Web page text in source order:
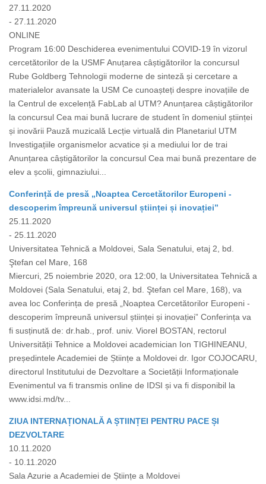
27.11.2020
- 27.11.2020
ONLINE
Program 16:00 Deschiderea evenimentului COVID-19 în vizorul
cercetătorilor de la USMF Anuțarea câștigătorilor la concursul
Rube Goldberg Tehnologii moderne de sinteză și cercetare a
materialelor avansate la USM Ce cunoașteți despre inovațiile de
la Centrul de excelență FabLab al UTM? Anunțarea câștigătorilor
la concursul Cea mai bună lucrare de student în domeniul științei
și inovării Pauză muzicală Lecție virtuală din Planetariul UTM
Investigațiile organismelor acvatice și a mediului lor de trai
Anunțarea câștigătorilor la concursul Cea mai bună prezentare de
elev a școlii, gimnaziului...
Conferință de presă „Noaptea Cercetătorilor Europeni -
descoperim împreună universul științei și inovației”
25.11.2020
- 25.11.2020
Universitatea Tehnică a Moldovei, Sala Senatului, etaj 2, bd.
Ştefan cel Mare, 168
Miercuri, 25 noiembrie 2020, ora 12:00, la Universitatea Tehnică a
Moldovei (Sala Senatului, etaj 2, bd. Ştefan cel Mare, 168), va
avea loc Conferința de presă „Noaptea Cercetătorilor Europeni -
descoperim împreună universul științei și inovației” Conferința va
fi susținută de: dr.hab., prof. univ. Viorel BOSTAN, rectorul
Universității Tehnice a Moldovei academician Ion TIGHINEANU,
președintele Academiei de Științe a Moldovei dr. Igor COJOCARU,
directorul Institutului de Dezvoltare a Societății Informaționale
Evenimentul va fi transmis online de IDSI și va fi disponibil la
www.idsi.md/tv...
ZIUA INTERNAȚIONALĂ A ȘTIINȚEI PENTRU PACE ȘI
DEZVOLTARE
10.11.2020
- 10.11.2020
Sala Azurie a Academiei de Științe a Moldovei